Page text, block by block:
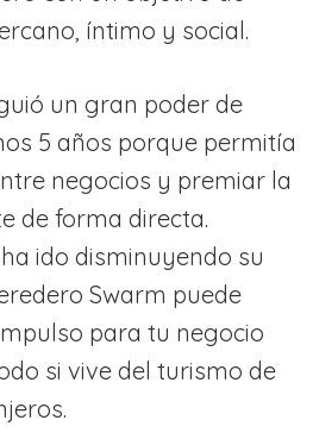
íntimo y social.
un gran poder de
5 años porque permitía
negocios y premiar la
de forma directa.
ido disminuyendo su
Swarm puede
para tu negocio
si vive del turismo de